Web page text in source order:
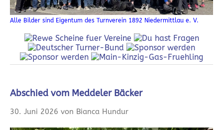
Alle Bilder sind Eigentum des Turnverein 1892 Niedermittlau e. V.
Abschied vom Meddeler Bäcker
30. Juni 2026 von Bianca Hundur